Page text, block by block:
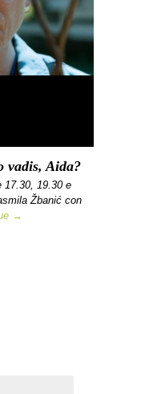
vadis, Aida?
17.30, 19.30 e
Žbanić con
→